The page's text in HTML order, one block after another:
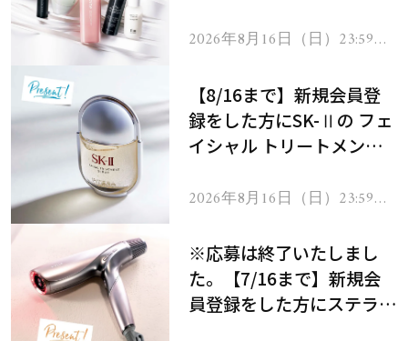
2026年8月16日（日）23:59ま
【8/16まで】新規会員登
録をした方にSK-Ⅱの フェ
イシャル トリートメント
2026年8月16日（日）23:59ま
※応募は終了いたしまし
た。【7/16まで】新規会
員登録をした方にステラボ